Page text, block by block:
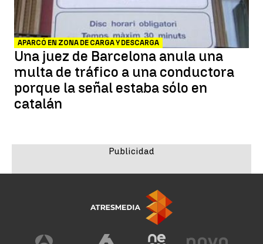
APARCÓ EN ZONA DE CARGA Y DESCARGA
Una juez de Barcelona anula una
multa de tráfico a una conductora
porque la señal estaba sólo en
catalán